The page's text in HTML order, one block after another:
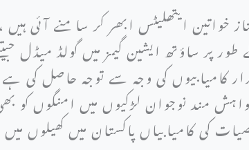
خواتین ایتھلیٹس ابھر کر سامنے
پر ساؤتھ ایشین گیمز میں گولڈ میڈل
کامیابیوں کی وجہ سے توجہ حاصل کی
مند نوجوان لڑکیوں میں امنگوں کو
کی کامیابیاں پاکستان میں کھیلوں